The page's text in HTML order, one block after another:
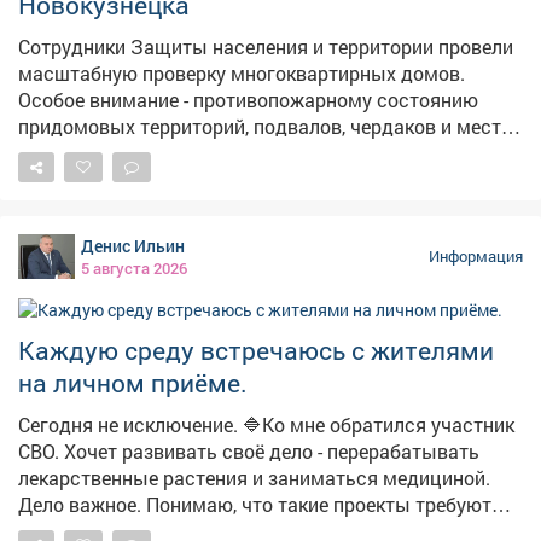
победительница получила тематические раскраски
для дальнейшего закрепления материала в игровой
форме. #день_светофора #ПДД #библиотеки_мыски
#бибимотека_филиал2
Сотрудники Защиты населения и территории провели
масштабную проверку многоквартирных домов.
Особое внимание - противопожарному состоянию
придомовых территорий, подвалов, чердаков и мест
общего пользования. 📍 Кузнецкий район - осмотрены
подвалы на ул. Ленина и Луначарского для
автономные дымовые пожарные извещатели (АДПИ)
в неблагополучных семьях, многодетных и с детьми-
инвалидами. 📍 Новоильинский район - проверен
АДПИ в многодетной семье на пр. Авиаторов. 📍
Центральный район - осмотрены десятки домов по пр.
Строителей, Металлургов, ул. Орджоникидзе и другим
адресам. Проверены АДПИ в семьях с детьми-
инвалидами и неблагополучных семьях. Обследованы
подвалы-укрытия на пр. Пионерском и ул. Ермакова.
📍 Заводской район - проверены места проживания
неблагополучных семей в 13 микрорайоне, а также
АДПИ в коммунальном секторе на ул. 40 лет ВЛКСМ и
Денис Ильин
5 августа 2026
Информация
Каждую среду встречаюсь с жителями
на личном приёме.
Сегодня не исключение. 🔷Ко мне обратился участник
СВО. Хочет развивать своё дело - перерабатывать
лекарственные растения и заниматься медициной.
Дело важное. Понимаю, что такие проекты требуют
времени и средств. Но первый шаг уже сделан -